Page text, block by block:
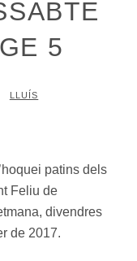
5
BY
LLUÍS
patins dels
Feliu de
divendres
de 2017.